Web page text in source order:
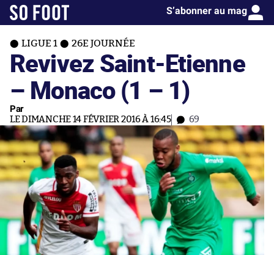
S’abonner au mag
LIGUE 1 26E JOURNÉE
Revivez Saint-Etienne
– Monaco (1 – 1)
Par
LE DIMANCHE 14 FÉVRIER 2016 À 16:45 69